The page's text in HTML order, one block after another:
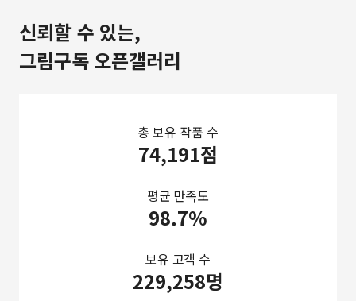
신뢰할 수 있는,
그림구독 오픈갤러리
총 보유 작품 수
74,191점
평균 만족도
98.7%
보유 고객 수
229,258명